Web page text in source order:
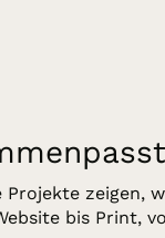
Projekte zeigen,
bis Print,